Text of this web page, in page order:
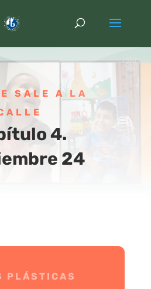
SALE A LA
4.
24
PLÁSTICAS